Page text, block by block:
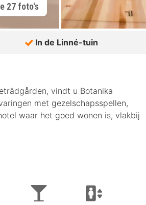
27 foto's
In de Linné-tuin
vindt u Botanika
met gezelschapsspellen,
waar het goed wonen is, vlakbij